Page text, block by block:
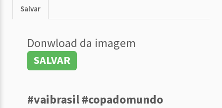
Salvar
Donwload da imagem
SALVAR
#vaibrasil #copadomundo